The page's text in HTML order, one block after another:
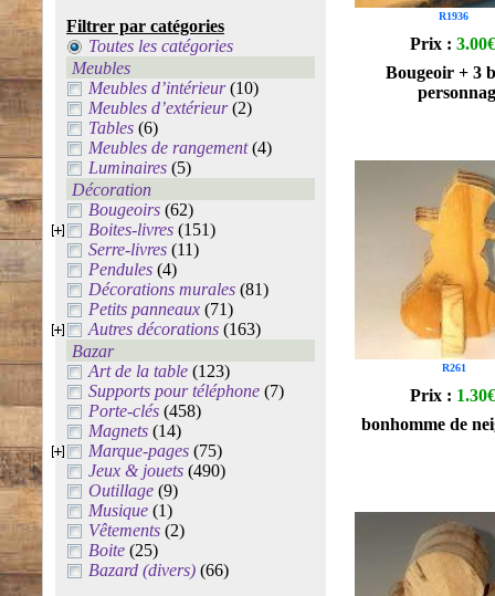
Filtrer par catégories
Toutes les catégories
Meubles
Meubles d’intérieur(10)
Meubles d’extérieur(2)
Tables (6)
Meubles de rangement(4)
Luminaires (5)
Décoration
Bougeoirs (62)
Boites-livres (151)
Serre-livres (11)
Pendules (4)
Décorations murales (81)
Petits panneaux (71)
Autres décorations (163)
Bazar
Art de la table (123)
Supports pour téléphone (7)
Porte-clés (458)
Magnets (14)
Marque-pages (75)
Jeux & jouets (490)
Outillage (9)
Musique (1)
Vêtements (2)
Boite (25)
Bazard (divers) (66)
R1936
Prix : 3.00€
Bougeoir + 3
R261
Prix : 1.30€
bonhomme de